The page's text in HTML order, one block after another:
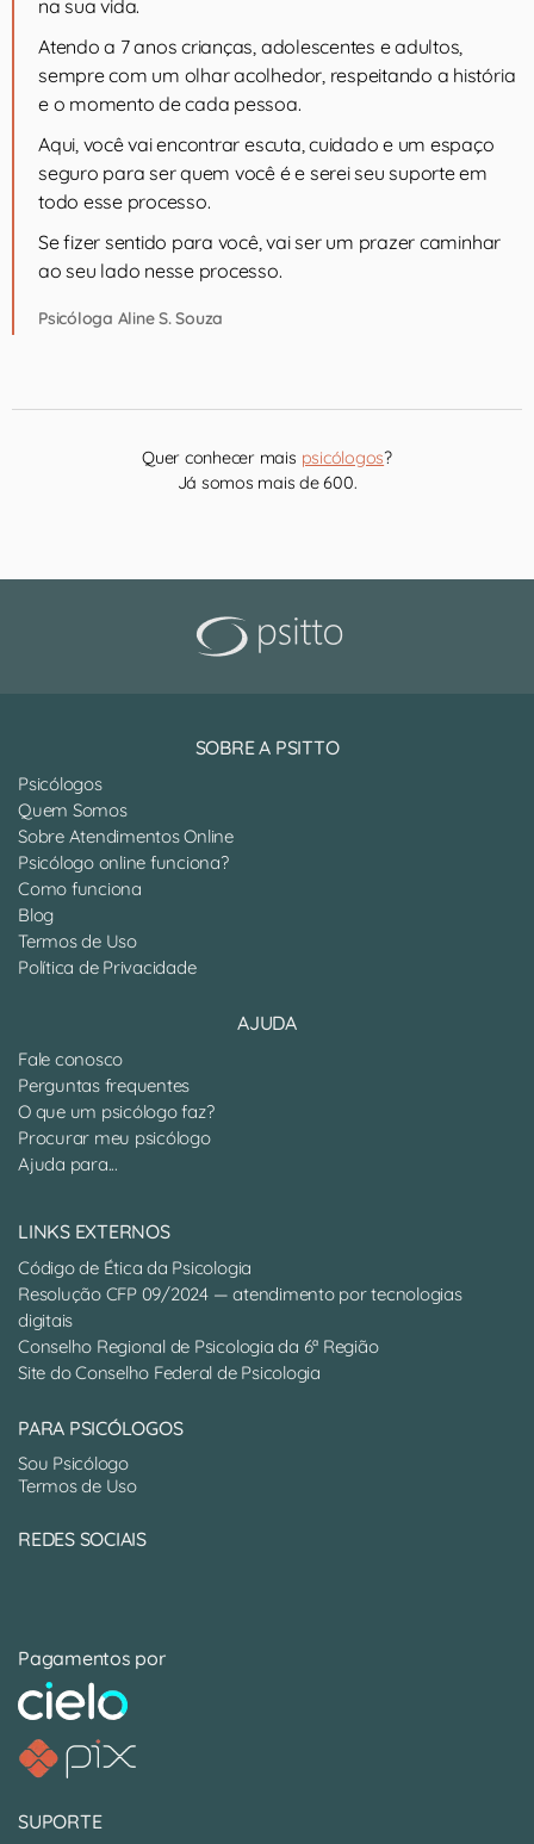
na sua vida.
Atendo a 7 anos crianças, adolescentes e adultos,
sempre com um olhar acolhedor, respeitando a história
e o momento de cada pessoa.
Aqui, você vai encontrar escuta, cuidado e um espaço
seguro para ser quem você é e serei seu suporte em
todo esse processo.
Se fizer sentido para você, vai ser um prazer caminhar
ao seu lado nesse processo.
Psicóloga Aline S. Souza
Quer conhecer mais psicólogos?
Já somos mais de 600.
SOBRE A PSITTO
Psicólogos
Quem Somos
Sobre Atendimentos Online
Psicólogo online funciona?
Como funciona
Blog
Termos de Uso
Política de Privacidade
AJUDA
Fale conosco
Perguntas frequentes
O que um psicólogo faz?
Procurar meu psicólogo
Ajuda para...
LINKS EXTERNOS
Código de Ética da Psicologia
Resolução CFP 09/2024 — atendimento por tecnologias
digitais
Conselho Regional de Psicologia da 6ª Região
Site do Conselho Federal de Psicologia
PARA PSICÓLOGOS
Sou Psicólogo
Termos de Uso
REDES SOCIAIS
Pagamentos por
SUPORTE